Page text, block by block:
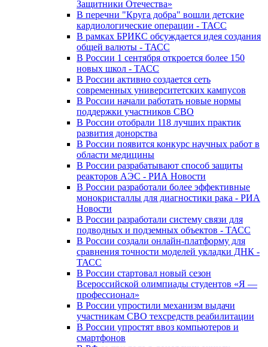
Защитники Отечества»
В перечни "Круга добра" вошли детские
кардиологические операции - ТАСС
В рамках БРИКС обсуждается идея создания
общей валюты - ТАСС
В России 1 сентября откроется более 150
новых школ - ТАСС
В России активно создается сеть
современных университетских кампусов
В России начали работать новые нормы
поддержки участников СВО
В России отобрали 118 лучших практик
развития донорства
В России появится конкурс научных работ в
области медицины
В России разрабатывают способ защиты
реакторов АЭС - РИА Новости
В России разработали более эффективные
монокристаллы для диагностики рака - РИА
Новости
В России разработали систему связи для
подводных и подземных объектов - ТАСС
В России создали онлайн-платформу для
сравнения точности моделей укладки ДНК -
ТАСС
В России стартовал новый сезон
Всероссийской олимпиады студентов «Я —
профессионал»
В России упростили механизм выдачи
участникам СВО техсредств реабилитации
В России упростят ввоз компьютеров и
смартфонов